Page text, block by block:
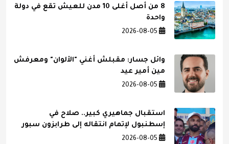
8 من أصل أغلى 10 مدن للعيش تقع في دولة
واحدة
وائل جسار: مقبلش أغني "الألوان" ومعرفش
مين أمير عيد
استقبال جماهيري كبير.. صلاح في
إسطنبول لإتمام انتقاله إلى طرابزون سبور